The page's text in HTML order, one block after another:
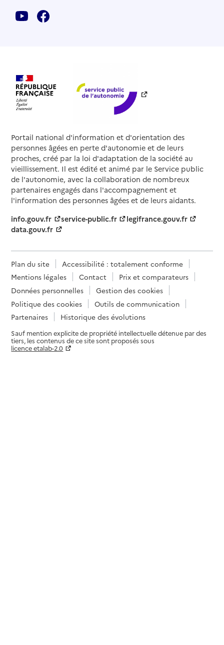
Portail national d'information et d'orientation des
personnes âgées en perte d'autonomie et de leurs
proches, créé par la loi d'adaptation de la société au
vieillissement. Il est édité et animé par le Service public
de l'autonomie, avec la collaboration de nombreux
partenaires engagés dans l'accompagnement et
l'information des personnes âgées et de leurs aidants.
info.gouv.fr
service-public.fr
legifrance.gouv.fr
data.gouv.fr
Plan du site
Accessibilité : totalement conforme
Mentions légales
Contact
Prix et comparateurs
Données personnelles
Gestion des cookies
Politique des cookies
Outils de communication
Partenaires
Historique des évolutions
Sauf mention explicite de propriété intellectuelle détenue par des
tiers, les contenus de ce site sont proposés sous
licence etalab-2.0